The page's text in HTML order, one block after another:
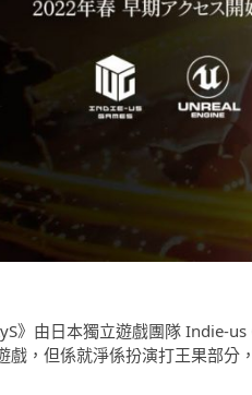
》由日本獨立遊戲團隊 Indie-
戲，但係就淨係扮演打王果部分